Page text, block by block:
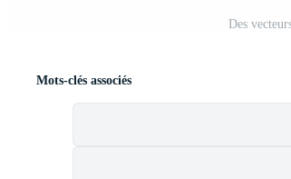
Des
Mots-clés associés